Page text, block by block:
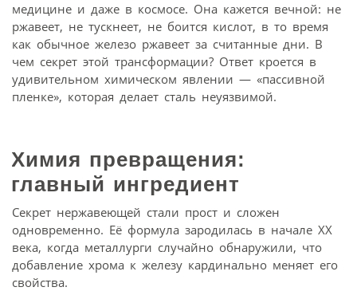
медицине и даже в космосе. Она кажется вечной: не
ржавеет, не тускнеет, не боится кислот, в то время
как обычное железо ржавеет за считанные дни. В
чем секрет этой трансформации? Ответ кроется в
удивительном химическом явлении — «пассивной
пленке», которая делает сталь неуязвимой.
Химия превращения:
главный ингредиент
Секрет нержавеющей стали прост и сложен
одновременно. Её формула зародилась в начале XX
века, когда металлурги случайно обнаружили, что
добавление хрома к железу кардинально меняет его
свойства.